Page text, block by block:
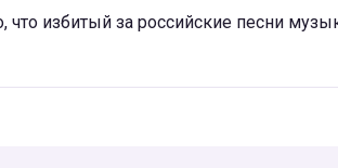
что избитый за российские песни